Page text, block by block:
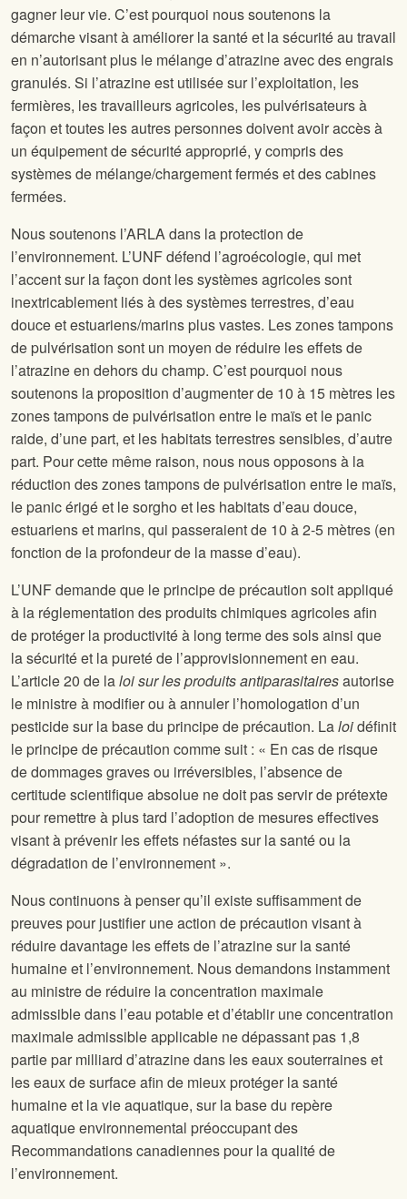
gagner leur vie. C’est pourquoi nous soutenons la
démarche visant à améliorer la santé et la sécurité au travail
en n’autorisant plus le mélange d’atrazine avec des engrais
granulés. Si l’atrazine est utilisée sur l’exploitation, les
fermières, les travailleurs agricoles, les pulvérisateurs à
façon et toutes les autres personnes doivent avoir accès à
un équipement de sécurité approprié, y compris des
systèmes de mélange/chargement fermés et des cabines
fermées.
Nous soutenons l’ARLA dans la protection de
l’environnement. L’UNF défend l’agroécologie, qui met
l’accent sur la façon dont les systèmes agricoles sont
inextricablement liés à des systèmes terrestres, d’eau
douce et estuariens/marins plus vastes. Les zones tampons
de pulvérisation sont un moyen de réduire les effets de
l’atrazine en dehors du champ. C’est pourquoi nous
soutenons la proposition d’augmenter de 10 à 15 mètres les
zones tampons de pulvérisation entre le maïs et le panic
raide, d’une part, et les habitats terrestres sensibles, d’autre
part. Pour cette même raison, nous nous opposons à la
réduction des zones tampons de pulvérisation entre le maïs,
le panic érigé et le sorgho et les habitats d’eau douce,
estuariens et marins, qui passeraient de 10 à 2-5 mètres (en
fonction de la profondeur de la masse d’eau).
L’UNF demande que le principe de précaution soit appliqué
à la réglementation des produits chimiques agricoles afin
de protéger la productivité à long terme des sols ainsi que
la sécurité et la pureté de l’approvisionnement en eau.
L’article 20 de laloi sur les produits antiparasitairesautorise
le ministre à modifier ou à annuler l’homologation d’un
pesticide sur la base du principe de précaution. Laloidéfinit
le principe de précaution comme suit : « En cas de risque
de dommages graves ou irréversibles, l’absence de
certitude scientifique absolue ne doit pas servir de prétexte
pour remettre à plus tard l’adoption de mesures effectives
visant à prévenir les effets néfastes sur la santé ou la
dégradation de l’environnement ».
Nous continuons à penser qu’il existe suffisamment de
preuves pour justifier une action de précaution visant à
réduire davantage les effets de l’atrazine sur la santé
humaine et l’environnement. Nous demandons instamment
au ministre de réduire la concentration maximale
admissible dans l’eau potable et d’établir une concentration
maximale admissible applicable ne dépassant pas 1,8
partie par milliard d’atrazine dans les eaux souterraines et
les eaux de surface afin de mieux protéger la santé
humaine et la vie aquatique, sur la base du repère
aquatique environnemental préoccupant des
Recommandations canadiennes pour la qualité de
l’environnement.